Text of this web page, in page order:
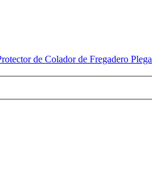
de Colador de Fregadero